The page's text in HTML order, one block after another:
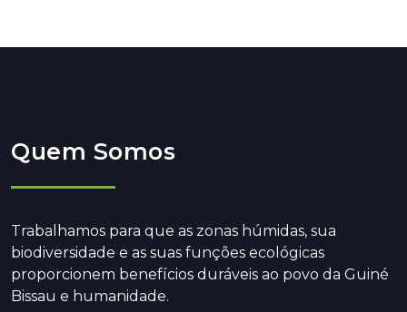
Quem Somos
Trabalhamos para que as zonas húmidas, sua
biodiversidade e as suas funções ecológicas
proporcionem benefícios duráveis ao povo da Guiné
Bissau e humanidade.